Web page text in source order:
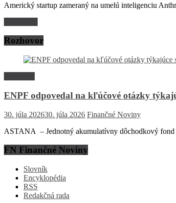
Americký startup zameraný na umelú inteligenciu
Rozhovor
ENPF odpovedal na kľúčové otázky
30. júla 202630. júla 2026 Finančné Noviny
ASTANA – Jednotný akumulatívny dôchodkový fond
FN Finančné Noviny
Slovník
Encyklopédia
RSS
Redakčná rada